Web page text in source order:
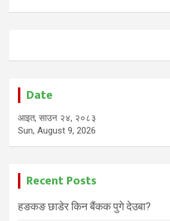
Date
आइत, साउन २४, २०८३
Sun, August 9, 2026
Recent Posts
हङकङ छाडेर किन बैंकक पुगे देउबा?